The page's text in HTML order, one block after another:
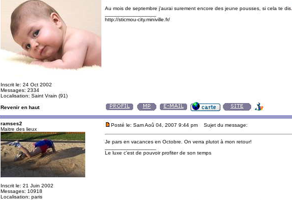
Inscrit le: 24 Oct 2002
Messages: 2334
Localisation: Saint Vrain (91)
Au mois de septembre j'aurai surement encore des jeune pousses, si cela te dis.
http://sticmou-city.miniville.fr/
Revenir en haut
ramses2
Maitre des lieux
Inscrit le: 21 Juin 2002
Messages: 10918
Localisation: paris
Posté le: Sam Aoû 04, 2007 9:44 pm Sujet du message:
Je pars en vacances en Octobre. On verra plutot à mon retour!
Le luxe c'est de pouvoir profiter de son temps